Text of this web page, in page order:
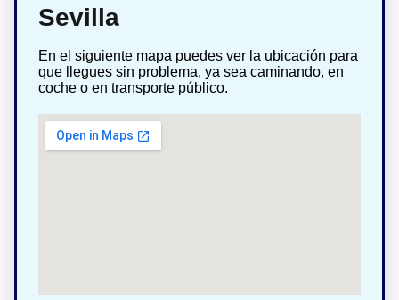
Sevilla
En el siguiente mapa puedes ver la ubicación para
que llegues sin problema, ya sea caminando, en
coche o en transporte público.